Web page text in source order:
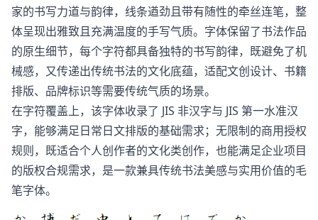
家的书写力道与韵律，线条遒劲且带有随性的牵丝连笔，整
体呈现出雅致且充满温度的手写气质。字体保留了书法作品
的原生细节，每个字符都具备独特的书写韵律，既避免了机
械感，又传递出传统书法的文化底蕴，适配文创设计、书籍
排版、品牌标识等需要传统气质的场景。
在字符覆盖上，该字体收录了 JIS 非汉字与 JIS 第一水准汉
字，能够满足日常日文排版的基础需求；无限制的商用授权
规则，既适合个人创作者的文化类创作，也能满足企业项目
的版权合规需求，是一款兼具传统书法美感与实用价值的毛
笔字体。